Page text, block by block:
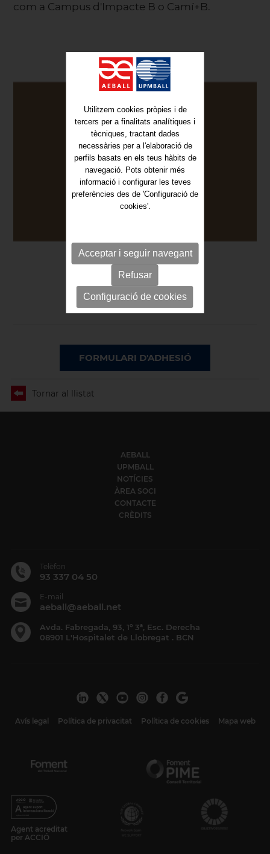
com a Campus d'Impacte B o Camí+B.
FORMULARI D'ADHESIÓ
Tornar al llistat
AEBALL
UPMBALL
NOTÍCIES
ÀREA SOCI
CONTACTE
CRÈDITS
Telèfon
93 337 04 50
E-mail
aeball@aeball.net
Avda. Fabregada, 93, 1º 3ª, Esc. Derecha
08901 L'Hospitalet de Llobregat . BCN
Avís legal Política de privacitat Política de cookies Mapa web
Agent acreditat
per ACCIÓ
Utilitzem cookies pròpies i de
tercers per a finalitats analítiques i
tècniques, tractant dades
necessàries per a l'elaboració de
perfils basats en els teus hàbits de
navegació. Pots obtenir més
informació i configurar les teves
preferències des de 'Configuració de
cookies'.
Acceptar i seguir navegant
Refusar
Configuració de cookies